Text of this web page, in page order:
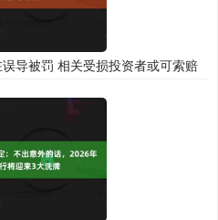
导被罚 相关受损投资者或可索赔